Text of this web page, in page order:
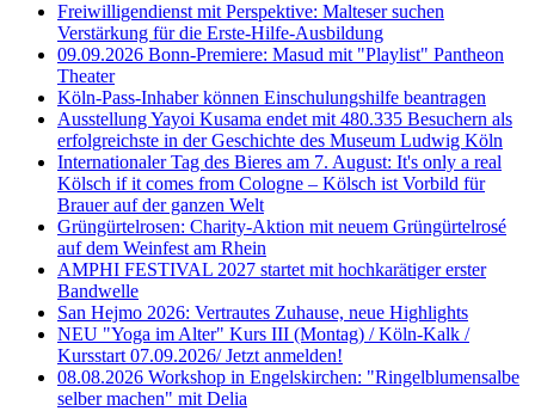
Freiwilligendienst mit Perspektive: Malteser suchen
Verstärkung für die Erste-Hilfe-Ausbildung
09.09.2026 Bonn-Premiere: Masud mit "Playlist" Pantheon
Theater
Köln-Pass-Inhaber können Einschulungshilfe beantragen
Ausstellung Yayoi Kusama endet mit 480.335 Besuchern als
erfolgreichste in der Geschichte des Museum Ludwig Köln
Internationaler Tag des Bieres am 7. August: It's only a real
Kölsch if it comes from Cologne – Kölsch ist Vorbild für
Brauer auf der ganzen Welt
Grüngürtelrosen: Charity-Aktion mit neuem Grüngürtelrosé
auf dem Weinfest am Rhein
AMPHI FESTIVAL 2027 startet mit hochkarätiger erster
Bandwelle
San Hejmo 2026: Vertrautes Zuhause, neue Highlights
NEU "Yoga im Alter" Kurs III (Montag) / Köln-Kalk /
Kursstart 07.09.2026/ Jetzt anmelden!
08.08.2026 Workshop in Engelskirchen: "Ringelblumensalbe
selber machen" mit Delia